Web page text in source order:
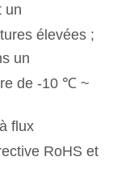
un
élevées ;
un
de -10 ℃ ~
flux
RoHS et